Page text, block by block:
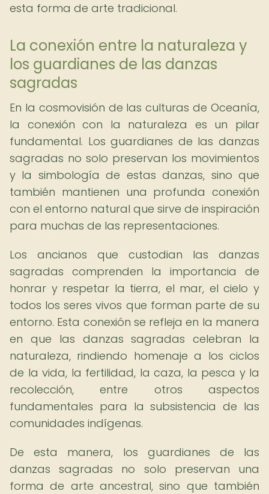
esta forma de arte tradicional.
La conexión entre la naturaleza y
los guardianes de las danzas
sagradas
En la cosmovisión de las culturas de Oceanía,
la conexión con la naturaleza es un pilar
fundamental. Los guardianes de las danzas
sagradas no solo preservan los movimientos
y la simbología de estas danzas, sino que
también mantienen una profunda conexión
con el entorno natural que sirve de inspiración
para muchas de las representaciones.
Los ancianos que custodian las danzas
sagradas comprenden la importancia de
honrar y respetar la tierra, el mar, el cielo y
todos los seres vivos que forman parte de su
entorno. Esta conexión se refleja en la manera
en que las danzas sagradas celebran la
naturaleza, rindiendo homenaje a los ciclos
de la vida, la fertilidad, la caza, la pesca y la
recolección, entre otros aspectos
fundamentales para la subsistencia de las
comunidades indígenas.
De esta manera, los guardianes de las
danzas sagradas no solo preservan una
forma de arte ancestral, sino que también